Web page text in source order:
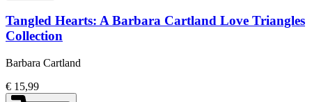
Tangled Hearts: A Barbara Cartland Love Triangles
Collection
Barbara Cartland
€ 15,99